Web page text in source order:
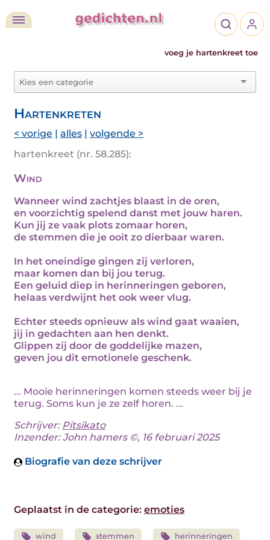
voeg je hartenkreet toe
Hartenkreten
< vorige | alles | volgende >
hartenkreet (nr. 58.285):
Wind
Wanneer wind zachtjes blaast in de oren,
en voorzichtig spelend danst met jouw haren.
Kun jij ze vaak plots zomaar horen,
de stemmen die je ooit zo dierbaar waren.
In het oneindige gingen zij verloren,
maar komen dan bij jou terug.
Een geluid diep in herinneringen geboren,
helaas verdwijnt het ook weer vlug.
Echter steeds opnieuw als wind gaat waaien,
jij in gedachten aan hen denkt.
Glippen zij door de goddelijke mazen,
geven jou dit emotionele geschenk.
... Mooie herinneringen komen steeds weer bij je
terug. Soms kun je ze zelf horen. ...
Schrijver: Pitsikato
Inzender: John hamers ©, 16 februari 2025
Biografie van deze schrijver
Geplaatst in de categorie: emoties
wind stemmen herinneringen